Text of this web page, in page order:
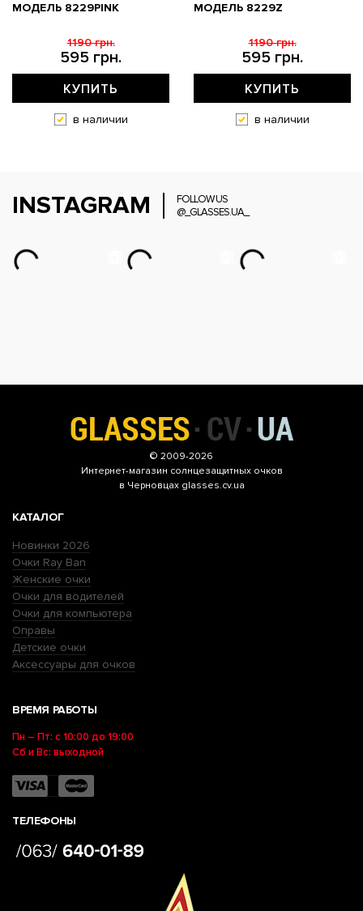
МОДЕЛЬ 8229PINK
595 грн.
1190 грн.
КУПИТЬ
в наличии
МОДЕЛЬ 8229Z
595 грн.
1190 грн.
КУПИТЬ
в наличии
INSTAGRAM
FOLLOW US
@_GLASSES.UA_
© 2009-2026
Интернет-магазин солнцезащитных очков
в Черновцах glasses.cv.ua
КАТАЛОГ
Новинки 2026
Очки Ray Ban
Женские очки
Очки для водителей
Очки для компьютера
Оправы
Детские очки
Аксессуары для очков
ВРЕМЯ РАБОТЫ
Пн – Пт: с 10:00 до 19:00
Сб и Вс: выходной
ТЕЛЕФОНЫ